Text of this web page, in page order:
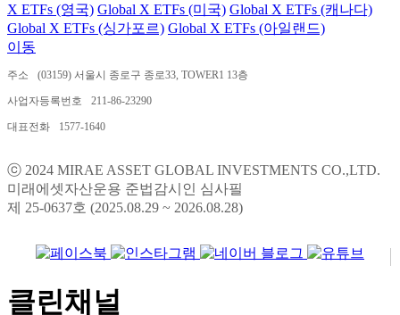
X ETFs (영국) Global X ETFs (미국) Global X ETFs (캐나다)
Global X ETFs (싱가포르) Global X ETFs (아일랜드)
이동
주소 (03159) 서울시 종로구 종로33, TOWER1 13층
사업자등록번호 211-86-23290
대표전화 1577-1640
ⓒ 2024 MIRAE ASSET GLOBAL INVESTMENTS CO.,LTD.
미래에셋자산운용 준법감시인 심사필
제 25-0637호 (2025.08.29 ~ 2026.08.28)
클린채널